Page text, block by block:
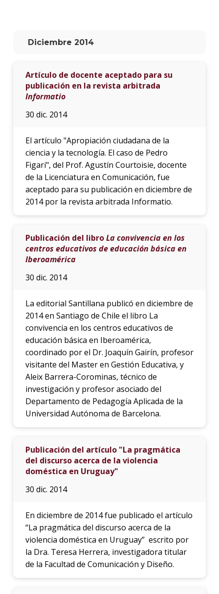
Diciembre 2014
Artículo de docente aceptado para su
publicación en la revista arbitrada
Informatio
30 dic. 2014
El artículo "Apropiación ciudadana de la
ciencia y la tecnología. El caso de Pedro
Figari", del Prof. Agustín Courtoisie, docente
de la Licenciatura en Comunicación, fue
aceptado para su publicación en diciembre de
2014 por la revista arbitrada Informatio.
Publicación del libroLa convivencia en los
centros educativos de educación básica en
Iberoamérica
30 dic. 2014
La editorial Santillana publicó en diciembre de
2014 en Santiago de Chile el libro La
convivencia en los centros educativos de
educación básica en Iberoamérica,
coordinado por el Dr. Joaquín Gairín, profesor
visitante del Master en Gestión Educativa, y
Aleix Barrera-Corominas, técnico de
investigación y profesor asociado del
Departamento de Pedagogía Aplicada de la
Universidad Autónoma de Barcelona.
Publicación del artículo "La pragmática
del discurso acerca de la violencia
doméstica en Uruguay"
30 dic. 2014
En diciembre de 2014 fue publicado el artículo
“La pragmática del discurso acerca de la
violencia doméstica en Uruguay” escrito por
la Dra. Teresa Herrera, investigadora titular
de la Facultad de Comunicación y Diseño.